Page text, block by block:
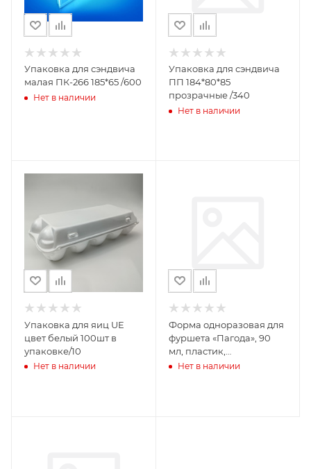
Упаковка для сэндвича
малая ПК-266 185*65 /600
Нет в наличии
Упаковка для сэндвича
ПП 184*80*85
прозрачные /340
Нет в наличии
Упаковка для яиц UE
цвет белый 100шт в
упаковке/10
Нет в наличии
Форма одноразовая для
фуршета «Пагода», 90
мл, пластик,
прозрачная/500
Нет в наличии